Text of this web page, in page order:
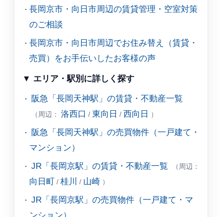
長岡京市・向日市周辺の賃貸管理・空室対策
のご相談
長岡京市・向日市周辺でお住み替え（賃貸・
売買）をお手伝いしたお客様の声
▼ エリア・駅別に詳しく探す
阪急「長岡天神駅」の賃貸・不動産一覧
（周辺： 洛西口 / 東向日 / 西向日 ）
阪急「長岡天神駅」の売買物件（一戸建て・
マンション）
JR「長岡京駅」の賃貸・不動産一覧
（周辺：
向日町 / 桂川 / 山崎 ）
JR「長岡京駅」の売買物件（一戸建て・マ